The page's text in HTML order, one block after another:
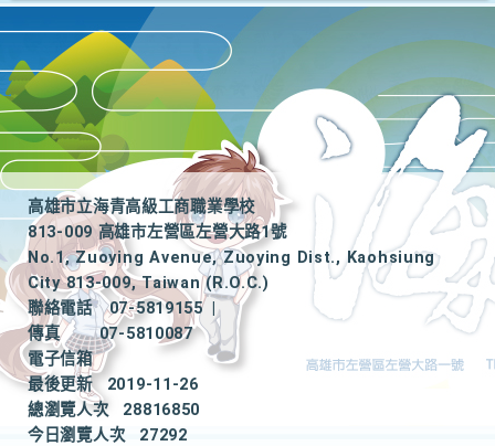
高雄市立海青高級工商職業學校
813-009 高雄市左營區左營大路1號
No.1, Zuoying Avenue, Zuoying Dist., Kaohsiung
City 813-009, Taiwan (R.O.C.)
聯絡電話
07-5819155
|
傳真
07-5810087
電子信箱
最後更新
2019-11-26
總瀏覽人次
28816850
今日瀏覽人次
27292